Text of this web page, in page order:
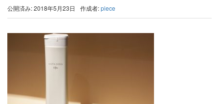
公開済み: 2018年5月23日 作成者:piece